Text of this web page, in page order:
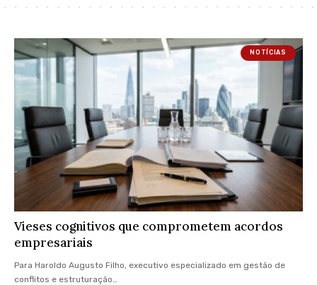
NOTÍCIAS
Vieses cognitivos que comprometem acordos
empresariais
Para Haroldo Augusto Filho, executivo especializado em gestão de
conflitos e estruturação…